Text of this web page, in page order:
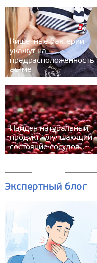
Кишечные бактерии
укажут на
предрасположенность
астме
Найден натуральный
продукт, улучшающий
состояние сосудов
Экспертный блог